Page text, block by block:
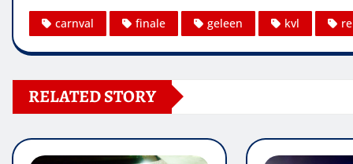
carnval finale geleen kvl
RELATED STORY